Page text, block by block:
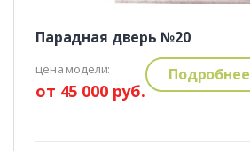
Парадная дверь №20
цена модели:
от 45 000 руб.
Подробнее